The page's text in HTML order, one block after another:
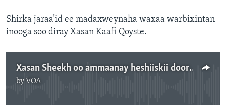
Shirka jaraa’id ee madaxweynaha waxaa warbixintan
inooga soo diray Xasan Kaafi Qoyste.
Xasan Sheekh oo ammaanay heshiiskii doorashada .m4a
by VOA